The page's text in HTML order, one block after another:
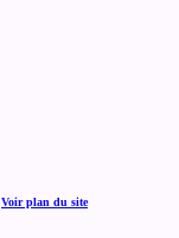
Voir plan du site